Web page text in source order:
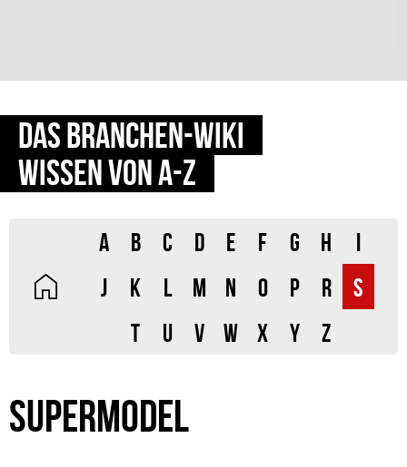
DAS BRANCHEN-WIKI
WISSEN VON A-Z
A B C D E F G H
I
J
K L M N O P R
S
T
U V W X Y Z
SUPERMODEL